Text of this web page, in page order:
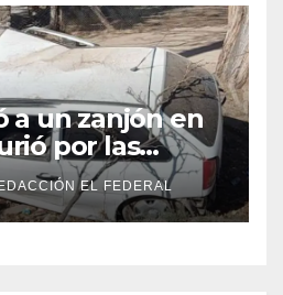
a un zanjón en
por las
EL FEDERAL